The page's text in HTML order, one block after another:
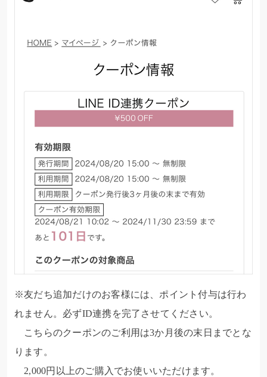
※友だち追加だけのお客様には、ポイント付与は行わ
れません。必ずID連携を完了させてください。
こちらのクーポンのご利用は3か月後の末日までとな
ります。
2,000円以上のご購入でお使いいただけます。